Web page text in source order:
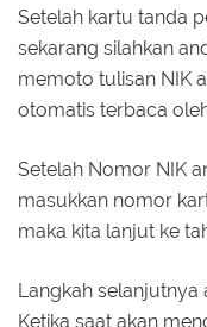
Setelah kartu tanda
sekarang silahkan
memoto tulisan NIK
otomatis terbaca
Setelah Nomor NIK
masukkan nomor
maka kita lanjut ke
Langkah
Ketika saat akan